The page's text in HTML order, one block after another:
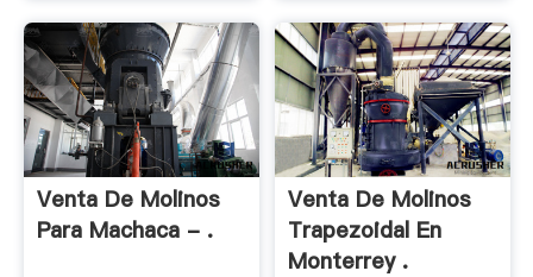
Venta De Molinos
Para Machaca - .
Venta De Molinos
Trapezoidal En
Monterrey .